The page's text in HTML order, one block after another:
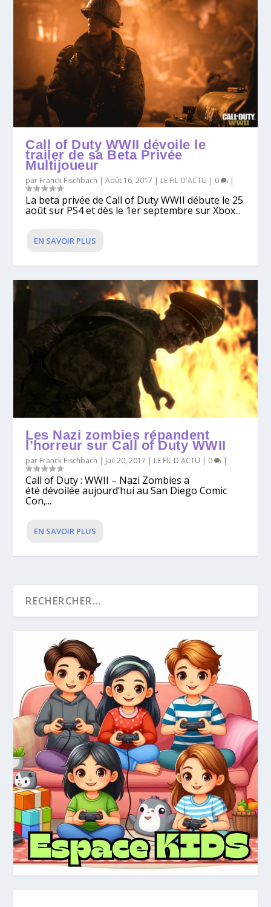
Call of Duty WWII dévoile le
trailer de sa Beta Privée
Multijoueur
par Franck Fischbach |Août 16, 2017 | LE FIL D'ACTU | 0 |
La beta privée de Call of Duty WWII débute le 25
août sur PS4 et dès le 1er septembre sur Xbox...
EN SAVOIR PLUS
Les Nazi zombies répandent
l’horreur sur Call of Duty WWII
par Franck Fischbach | Juil 20, 2017 | LE FIL D'ACTU | 0 |
Call of Duty : WWII – Nazi Zombies a
été dévoilée aujourd’hui au San Diego Comic
Con,...
EN SAVOIR PLUS